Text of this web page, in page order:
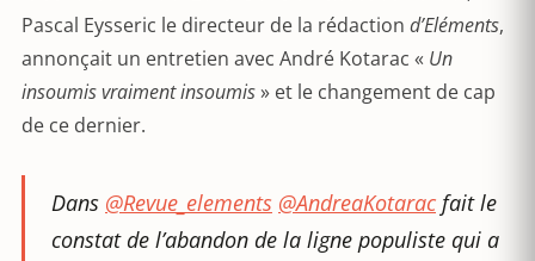
Pascal Eysseric le directeur de la rédaction d’Eléments,
annonçait un entretien avec André Kotarac « Un
insoumis vraiment insoumis» et le changement de cap
de ce dernier.
Dans @Revue_elements @AndreaKotarac fait le
constat de l’abandon de la ligne populiste qui a